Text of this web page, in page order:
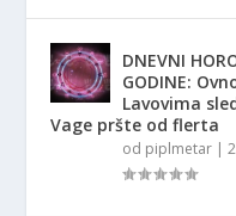
DNEVNI
GODINE:
Lavovima
Vage pršte od flerta
od piplmetar |